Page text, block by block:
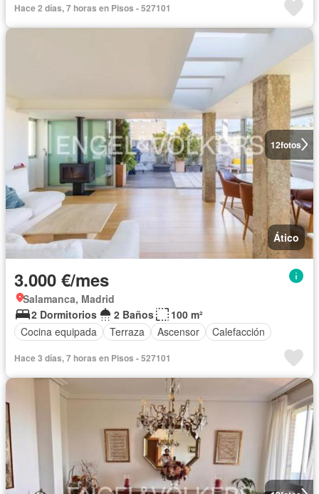
Hace 2 días, 7 horas en Pisos - 527101
12fotos
Ático
3.000 €/mes
Salamanca, Madrid
2 Dormitorios
2 Baños
100 m²
Cocina equipada
Terraza Ascensor Calefacción
Hace 3 días, 7 horas en Pisos - 527101